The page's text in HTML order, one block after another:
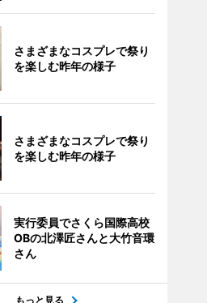
さまざまなコスプレで祭り
を楽しむ昨年の様子
さまざまなコスプレで祭り
を楽しむ昨年の様子
実行委員でさくら国際高校
OBの北澤匠さんと大竹音環
さん
もっと見る